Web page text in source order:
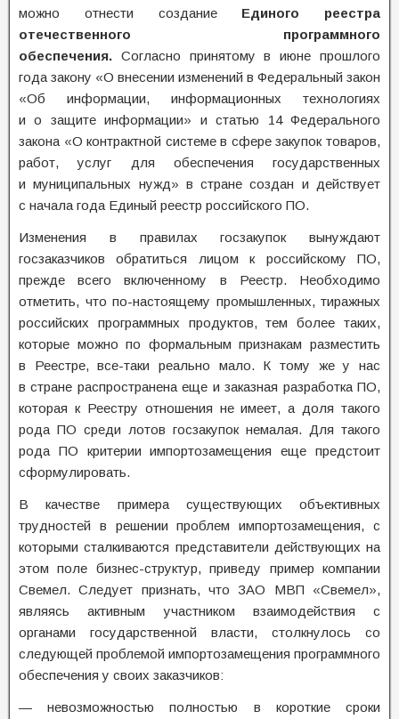
можно отнести созданиеЕдиного реестра
отечественного программного
обеспечения. Согласно принятому в июне прошлого
года закону «О внесении изменений в Федеральный закон
«Об информации, информационных технологиях
и о защите информации» и статью 14 Федерального
закона «О контрактной системе в сфере закупок товаров,
работ, услуг для обеспечения государственных
и муниципальных нужд» в стране создан и действует
с начала года Единый реестр российского ПО.
Изменения в правилах госзакупок вынуждают
госзаказчиков обратиться лицом к российскому ПО,
прежде всего включенному в Реестр. Необходимо
отметить, что по-настоящему промышленных, тиражных
российских программных продуктов, тем более таких,
которые можно по формальным признакам разместить
в Реестре, все-таки реально мало. К тому же у нас
в стране распространена еще и заказная разработка ПО,
которая к Реестру отношения не имеет, а доля такого
рода ПО среди лотов госзакупок немалая. Для такого
рода ПО критерии импортозамещения еще предстоит
сформулировать.
В качестве примера существующих объективных
трудностей в решении проблем импортозамещения, с
которыми сталкиваются представители действующих на
этом поле бизнес-структур, приведу пример компании
Свемел. Следует признать, что ЗАО МВП «Свемел»,
являясь активным участником взаимодействия с
органами государственной власти, столкнулось со
следующей проблемой импортозамещения программного
обеспечения у своих заказчиков:
— невозможностью полностью в короткие сроки